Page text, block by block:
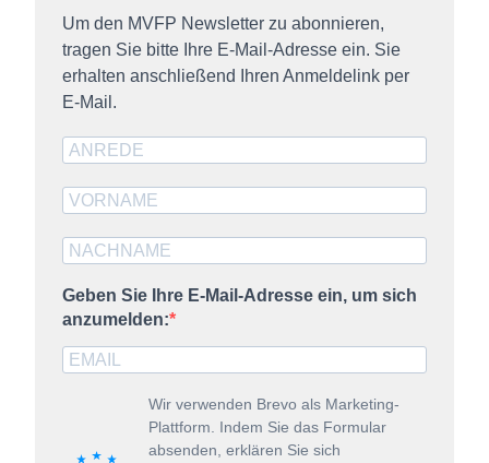
Um den MVFP Newsletter zu abonnieren,
tragen Sie bitte Ihre E-Mail-Adresse ein. Sie
erhalten anschließend Ihren Anmeldelink per
E-Mail.
Geben Sie Ihre E-Mail-Adresse ein, um sich
anzumelden:
Wir verwenden Brevo als Marketing-
Plattform. Indem Sie das Formular
absenden, erklären Sie sich